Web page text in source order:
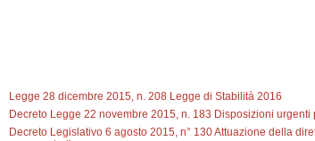
Decreto Legge 22 novembre 2015, n. 183 Disposizioni
Decreto Legislativo 6 agosto 2015, n° 130 Attuazione della
consumatori)